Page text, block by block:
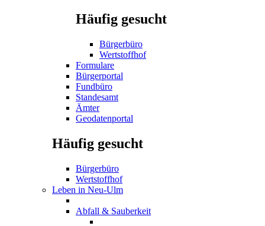
Häufig gesucht
Bürgerbüro
Wertstoffhof
Formulare
Bürgerportal
Fundbüro
Standesamt
Ämter
Geodatenportal
Häufig gesucht
Bürgerbüro
Wertstoffhof
Leben in Neu-Ulm
Abfall & Sauberkeit